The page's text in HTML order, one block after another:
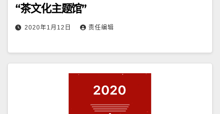
“茶文化主题馆”
2020年1月12日 责任编辑